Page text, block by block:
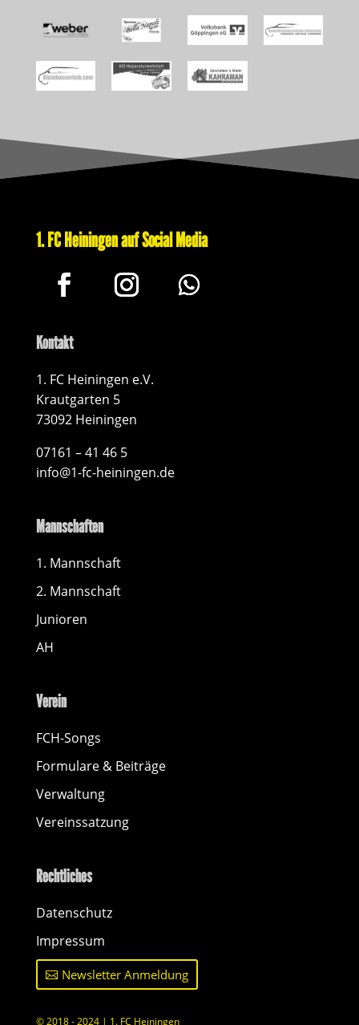
1. FC Heiningen auf Social Media
Kontakt
1. FC Heiningen e.V.
Krautgarten 5
73092 Heiningen
07161 – 41 46 5
info@1-fc-heiningen.de
Mannschaften
1. Mannschaft
2. Mannschaft
Junioren
AH
Verein
FCH-Songs
Formulare & Beiträge
Verwaltung
Vereinssatzung
Rechtliches
Datenschutz
Impressum
Newsletter Anmeldung
© 2018 - 2024 | 1. FC Heiningen